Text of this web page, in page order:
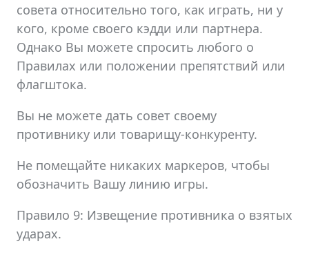
совета относительно того, как играть, ни у
кого, кроме своего кэдди или партнера.
Однако Вы можете спросить любого о
Правилах или положении препятствий или
флагштока.
Вы не можете дать совет своему
противнику или товарищу-конкуренту.
Не помещайте никаких маркеров, чтобы
обозначить Вашу линию игры.
Правило 9: Извещение противника о взятых
ударах.